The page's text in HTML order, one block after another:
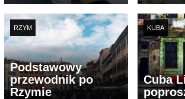
RZYM
Podstawowy
przewodnik po
Rzymie
KUBA
Cuba